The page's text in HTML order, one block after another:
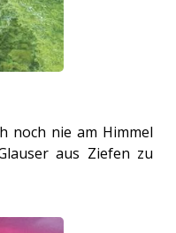
noch nie am Himmel
aus Ziefen zu